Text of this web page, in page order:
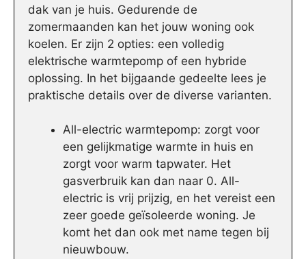
dak van je huis. Gedurende de
zomermaanden kan het jouw woning ook
koelen. Er zijn 2 opties: een volledig
elektrische warmtepomp of een hybride
oplossing. In het bijgaande gedeelte lees je
praktische details over de diverse varianten.
All-electric warmtepomp: zorgt voor
een gelijkmatige warmte in huis en
zorgt voor warm tapwater. Het
gasverbruik kan dan naar 0. All-
electric is vrij prijzig, en het vereist een
zeer goede geïsoleerde woning. Je
komt het dan ook met name tegen bij
nieuwbouw.